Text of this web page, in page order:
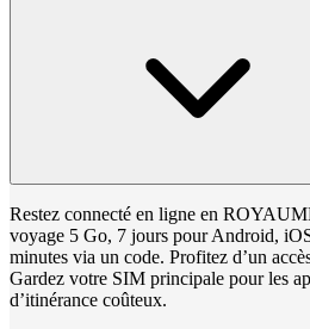
Restez connecté en ligne en
voyage 5 Go, 7 jours pour Android,
minutes via un code. Profitez d’un
Gardez votre SIM principale pour les
d’itinérance coûteux.